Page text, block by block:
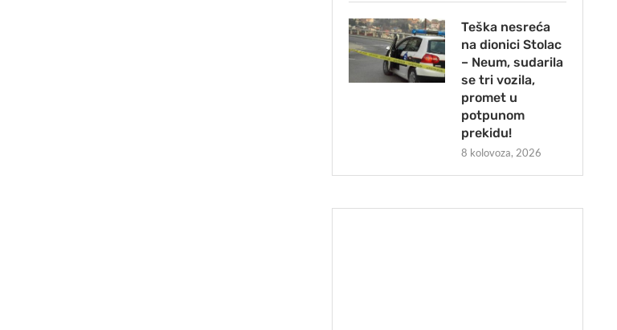
Teška nesreća
na dionici Stolac
– Neum, sudarila
se tri vozila,
promet u
potpunom
prekidu!
8 kolovoza, 2026